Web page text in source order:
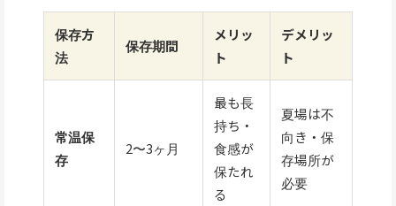
保存方
法
保存期間
メリッ
ト
デメリッ
ト
常温保
存
2〜3ヶ月
最も長
持ち・
食感が
保たれ
る
夏場は不
向き・保
存場所が
必要